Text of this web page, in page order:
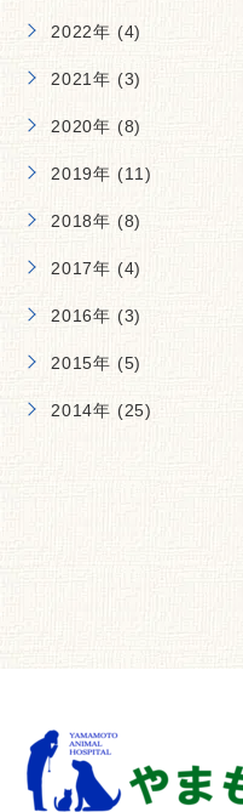
2022年 (4)
2021年 (3)
2020年 (8)
2019年 (11)
2018年 (8)
2017年 (4)
2016年 (3)
2015年 (5)
2014年 (25)